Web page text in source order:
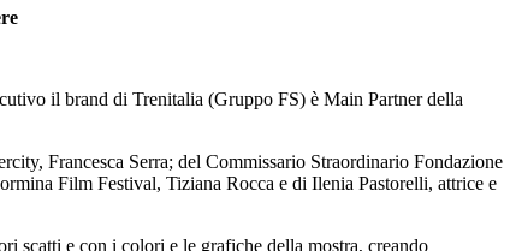
il brand di Trenitalia (Gruppo FS) è Main Partner della
Francesca Serra; del Commissario Straordinario Fondazione
Film Festival, Tiziana Rocca e di Ilenia Pastorelli, attrice e
scatti e con i colori e le grafiche della mostra, creando